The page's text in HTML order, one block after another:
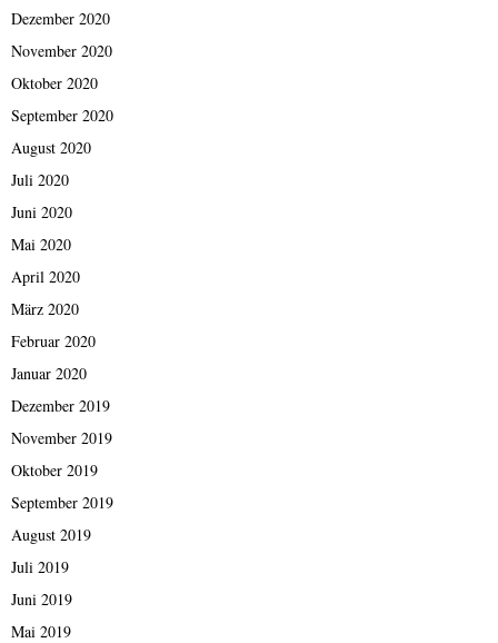
Dezember 2020
November 2020
Oktober 2020
September 2020
August 2020
Juli 2020
Juni 2020
Mai 2020
April 2020
März 2020
Februar 2020
Januar 2020
Dezember 2019
November 2019
Oktober 2019
September 2019
August 2019
Juli 2019
Juni 2019
Mai 2019